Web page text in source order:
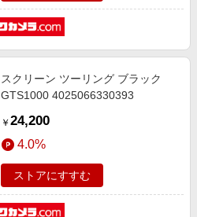
スクリーン ツーリング ブラック
GTS1000 4025066330393
￥ 24,200
4.0%
ストアにすすむ